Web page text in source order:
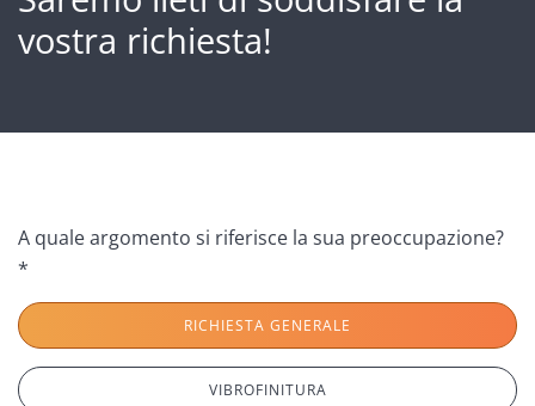
vostra richiesta!
A quale argomento si riferisce la sua preoccupazione?
*
RICHIESTA GENERALE
VIBROFINITURA